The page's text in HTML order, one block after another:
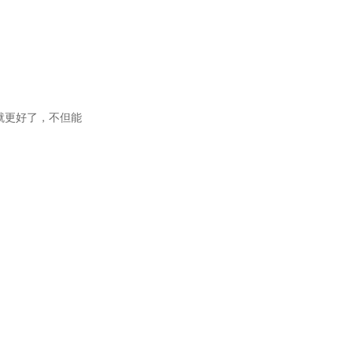
更好了，不但能